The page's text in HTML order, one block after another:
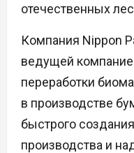
отечественных
Компания Nippon
ведущей
переработки
в производстве
быстрого
производства и